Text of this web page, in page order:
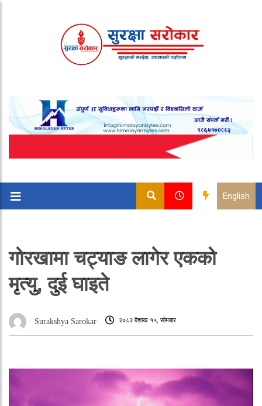
English
गोरखामा चट्याङ लागेर एकको
मृत्यु, दुई घाइते
Surakshya Sarokar २०८२ बैशाख १५, सोमबार